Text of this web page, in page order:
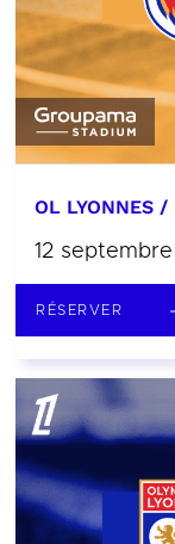
OL LYONNES /
12
RÉSERVER